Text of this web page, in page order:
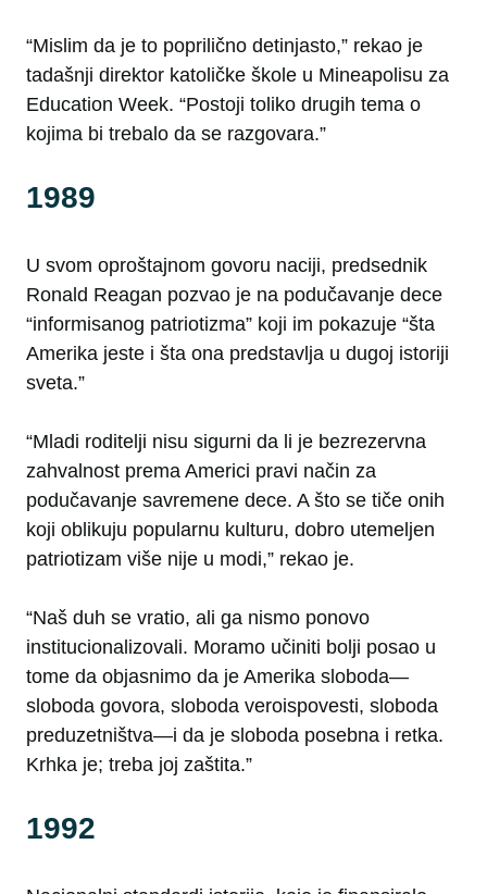
“Mislim da je to poprilično detinjasto,” rekao je
tadašnji direktor katoličke škole u Mineapolisu za
Education Week. “Postoji toliko drugih tema o
kojima bi trebalo da se razgovara.”
1989
U svom oproštajnom govoru naciji, predsednik
Ronald Reagan pozvao je na podučavanje dece
“informisanog patriotizma” koji im pokazuje “šta
Amerika jeste i šta ona predstavlja u dugoj istoriji
sveta.”
“Mladi roditelji nisu sigurni da li je bezrezervna
zahvalnost prema Americi pravi način za
podučavanje savremene dece. A što se tiče onih
koji oblikuju popularnu kulturu, dobro utemeljen
patriotizam više nije u modi,” rekao je.
“Naš duh se vratio, ali ga nismo ponovo
institucionalizovali. Moramo učiniti bolji posao u
tome da objasnimo da je Amerika sloboda—
sloboda govora, sloboda veroispovesti, sloboda
preduzetništva—i da je sloboda posebna i retka.
Krhka je; treba joj zaštita.”
1992